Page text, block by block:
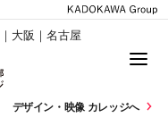
大阪｜名古屋
デザイン・ 映像 カレッジへ